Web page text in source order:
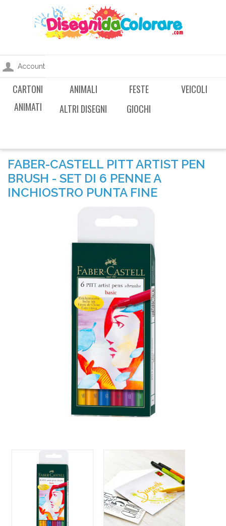
Account
CARTONI
ANIMATI
ANIMALI FESTE
VEICOLI
ALTRI DISEGNI
GIOCHI
FABER-CASTELL PITT ARTIST PEN
BRUSH - SET DI 6 PENNE A
INCHIOSTRO PUNTA FINE